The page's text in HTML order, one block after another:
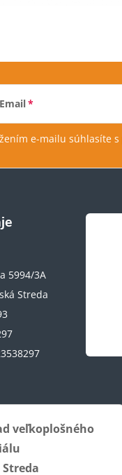
Email
e-mailu súhlasíte s
5994/3A
Streda
veľkoplošného